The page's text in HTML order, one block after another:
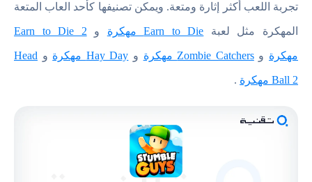
تجربة اللعب أكثر إثارة ومتعة. ويمكن تصنيفها كأحد العاب المتعة
المهكرة مثل لعبة Earn to Die مهكرة و Earn to Die 2
مهكرة وZombie Catchers مهكرة و Hay Day مهكرة و Head
Ball 2 مهكرة .